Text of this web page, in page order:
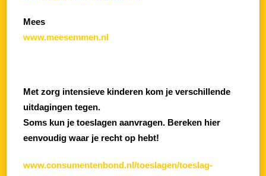
Mees
www.meesemmen.nl
Met zorg intensieve kinderen kom je verschillende
uitdagingen tegen.
Soms kun je toeslagen aanvragen. Bereken hier
eenvoudig waar je recht op hebt!
www.consumentenbond.nl/toeslagen/toeslag-